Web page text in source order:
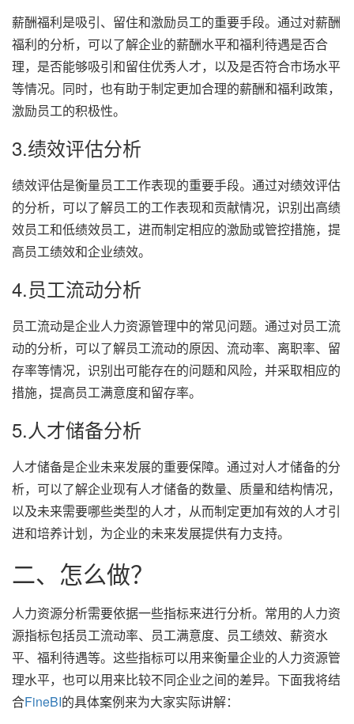
薪酬福利是吸引、留住和激励员工的重要手段。通过对薪酬
福利的分析，可以了解企业的薪酬水平和福利待遇是否合
理，是否能够吸引和留住优秀人才，以及是否符合市场水平
等情况。同时，也有助于制定更加合理的薪酬和福利政策，
激励员工的积极性。
3.绩效评估分析
绩效评估是衡量员工工作表现的重要手段。通过对绩效评估
的分析，可以了解员工的工作表现和贡献情况，识别出高绩
效员工和低绩效员工，进而制定相应的激励或管控措施，提
高员工绩效和企业绩效。
4.员工流动分析
员工流动是企业人力资源管理中的常见问题。通过对员工流
动的分析，可以了解员工流动的原因、流动率、离职率、留
存率等情况，识别出可能存在的问题和风险，并采取相应的
措施，提高员工满意度和留存率。
5.人才储备分析
人才储备是企业未来发展的重要保障。通过对人才储备的分
析，可以了解企业现有人才储备的数量、质量和结构情况，
以及未来需要哪些类型的人才，从而制定更加有效的人才引
进和培养计划，为企业的未来发展提供有力支持。
二、怎么做？
人力资源分析需要依据一些指标来进行分析。常用的人力资
源指标包括员工流动率、员工满意度、员工绩效、薪资水
平、福利待遇等。这些指标可以用来衡量企业的人力资源管
理水平，也可以用来比较不同企业之间的差异。下面我将结
合FineBI的具体案例来为大家实际讲解：